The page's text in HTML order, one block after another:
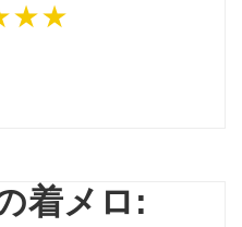
着メロ: